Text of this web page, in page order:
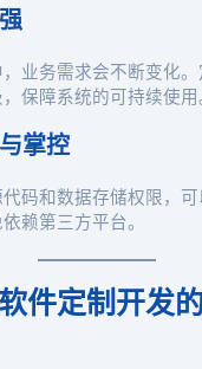
业务需求会不断变化
保障系统的可持续使用
掌控
码和数据存储权限，
赖第三方平台。
件定制开发